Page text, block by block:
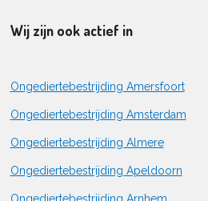
Wij zijn ook actief in
Ongediertebestrijding Amersfoort
Ongediertebestrijding Amsterdam
Ongediertebestrijding Almere
Ongediertebestrijding Apeldoorn
Ongediertebestrijding Arnhem